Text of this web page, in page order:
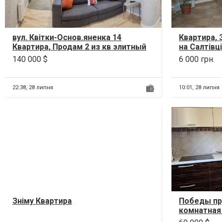
вул. Квітки-Основ.яненка 14
Квартира, Продам 2 из кв элитный
новострой ЖК Квитка ул.Квитки-
Основьяне...
140 000 $
22:38, 28 липня
Квартира,
на
16. Ст.
6 000 грн.
10:01, 28 липня
Зніму Квартира
Победы